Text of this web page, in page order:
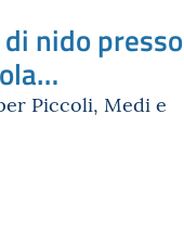
nido presso
Pozzati
Piccoli, Medi e